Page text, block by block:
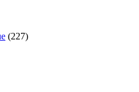
(227)